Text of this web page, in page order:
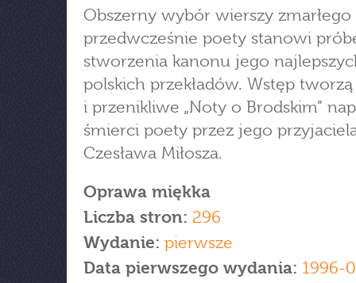
Obszerny wybór wierszy zmarłego
przedwcześnie poety stanowi
stworzenia kanonu jego
polskich przekładów. Wstęp
i przenikliwe „Noty o Brodskim”
śmierci poety przez jego
Czesława Miłosza.
Oprawa miękka
Liczba stron: 296
Wydanie: pierwsze
Data pierwszego wydania: 1996-